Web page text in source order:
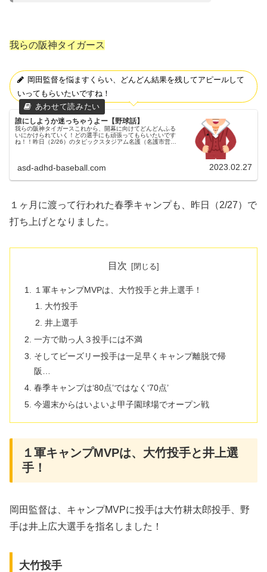
我らの阪神タイガース
岡田監督を悩ますくらい、どんどん結果を残してアピールして
いってもらいたいですね！
誰にしようか迷っちゃうよー【野球話】
我らの阪神タイガースこれから、開幕に向けてどんどんふる
いにかけられていく！どの選手にも頑張ってもらいたいです
ね！！昨日（2/26）のタピックスタジアム名護（名護市営球
asd-adhd-baseball.com 2023.02.27
１ヶ月に渡って行われた春季キャンプも、昨日（2/27）で
打ち上げとなりました。
目次
１軍キャンプMVPは、大竹投手と井上選手！
大竹投手
井上選手
一方で助っ人３投手には不満
そしてビーズリー投手は一足早くキャンプ離脱で帰
阪…
春季キャンプは‘80点’ではなく‘70点’
今週末からはいよいよ甲子園球場でオープン戦
１軍キャンプMVPは、大竹投手と井上選
手！
岡田監督は、キャンプMVPに投手は大竹耕太郎投手、野
手は井上広大選手を指名しました！
大竹投手